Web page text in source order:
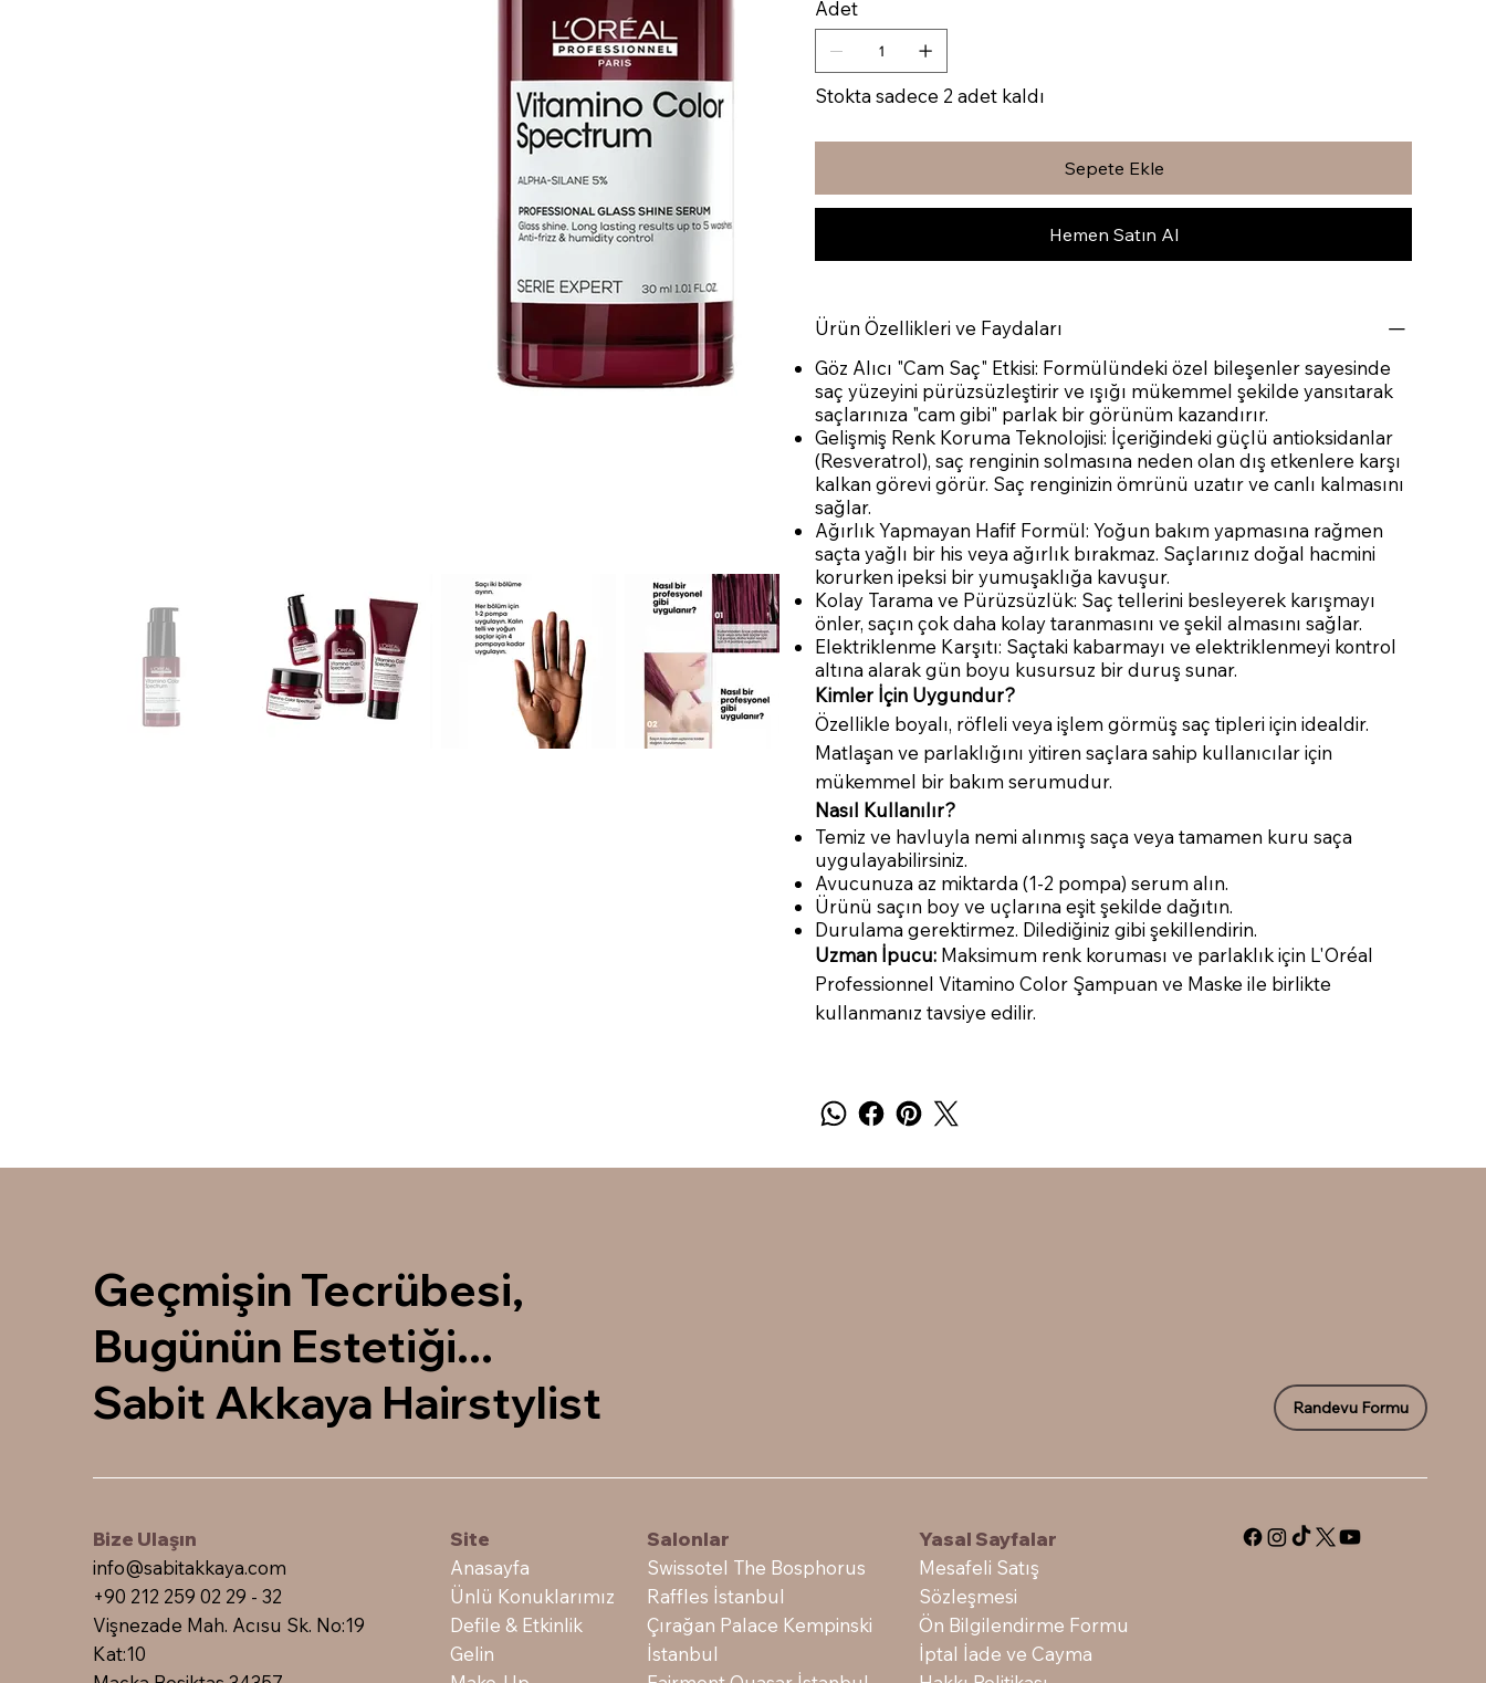
Adet
Stokta sadece 2 adet kaldı
Sepete Ekle
Hemen Satın Al
Ürün Özellikleri ve Faydaları
Göz Alıcı "Cam Saç" Etkisi: Formülündeki özel bileşenler sayesinde
saç yüzeyini pürüzsüzleştirir ve ışığı mükemmel şekilde yansıtarak
saçlarınıza "cam gibi" parlak bir görünüm kazandırır.
Gelişmiş Renk Koruma Teknolojisi: İçeriğindeki güçlü antioksidanlar
(Resveratrol), saç renginin solmasına neden olan dış etkenlere karşı
kalkan görevi görür. Saç renginizin ömrünü uzatır ve canlı kalmasını
sağlar.
Ağırlık Yapmayan Hafif Formül: Yoğun bakım yapmasına rağmen
saçta yağlı bir his veya ağırlık bırakmaz. Saçlarınız doğal hacmini
korurken ipeksi bir yumuşaklığa kavuşur.
Kolay Tarama ve Pürüzsüzlük: Saç tellerini besleyerek karışmayı
önler, saçın çok daha kolay taranmasını ve şekil almasını sağlar.
Elektriklenme Karşıtı: Saçtaki kabarmayı ve elektriklenmeyi kontrol
altına alarak gün boyu kusursuz bir duruş sunar.
Kimler İçin Uygundur?
Özellikle boyalı, röfleli veya işlem görmüş saç tipleri için idealdir.
Matlaşan ve parlaklığını yitiren saçlara sahip kullanıcılar için
mükemmel bir bakım serumudur.
Nasıl Kullanılır?
Temiz ve havluyla nemi alınmış saça veya tamamen kuru saça
uygulayabilirsiniz.
Avucunuza az miktarda (1-2 pompa) serum alın.
Ürünü saçın boy ve uçlarına eşit şekilde dağıtın.
Durulama gerektirmez. Dilediğiniz gibi şekillendirin.
Uzman İpucu: Maksimum renk koruması ve parlaklık için L'Oréal
Professionnel Vitamino Color Şampuan ve Maske ile birlikte
kullanmanız tavsiye edilir.
Geçmişin Tecrübesi,
Bugünün Estetiği...
Sabit Akkaya Hairstylist
Randevu Formu
Bize Ulaşın
info@sabitakkaya.com
+90 212 259 02 29 - 32
Vişnezade Mah. Acısu Sk. No:19
Kat:10
Site
Anasayfa
Ünlü Konuklarımız
Defile & Etkinlik
Gelin
Salonlar
Swissotel The Bosphorus
Raffles İstanbul
Çırağan Palace Kempinski
İstanbul
Yasal Sayfalar
Mesafeli Satış
Sözleşmesi
Ön Bilgilendirme Formu
İptal İade ve Cayma